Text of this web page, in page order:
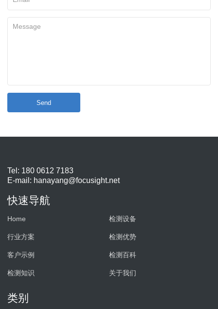
Send
Tel: 180 0612 7183
E-mail: hanayang@focusight.net
快速导航
Home 检测设备
行业方案 检测优势
客户示例 检测百科
检测知识 关于我们
类别